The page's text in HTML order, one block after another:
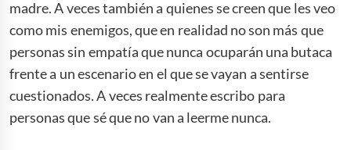
madre. A veces también a quienes se creen que les veo
como mis enemigos, que en realidad no son más que
personas sin empatía que nunca ocuparán una butaca
frente a un escenario en el que se vayan a sentirse
cuestionados. A veces realmente escribo para
personas que sé que no van a leerme nunca.